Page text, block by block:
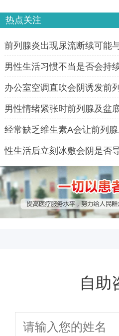
热点关注
前列腺炎出现尿流断续可能
男性生活习惯不当是否会持
办公室空调直吹会阴诱发前
男性情绪紧张时前列腺及盆
反应
经常缺乏维生素A会让前列
症加剧吗
性生活后立刻冰敷会阴是否
自助